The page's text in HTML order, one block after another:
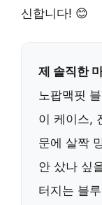
신합니다! 😊
제 솔직한
노팝맥핏
이 케이스,
문에 살짝
안 샀나 싶
터지는 블